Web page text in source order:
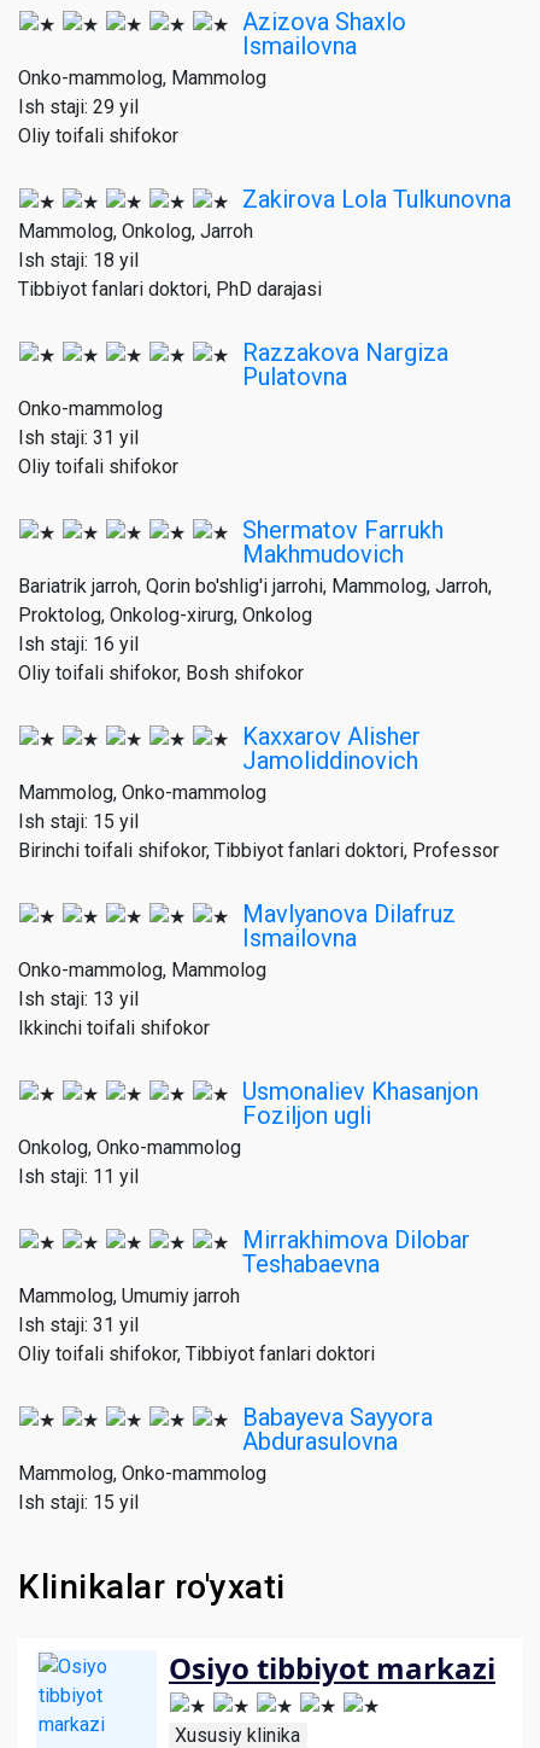
Azizova Shaxlo
Ismailovna
Onko-mammolog, Mammolog
Ish staji: 29 yil
Oliy toifali shifokor
Zakirova Lola Tulkunovna
Mammolog, Onkolog, Jarroh
Ish staji: 18 yil
Tibbiyot fanlari doktori, PhD darajasi
Razzakova Nargiza
Pulatovna
Onko-mammolog
Ish staji: 31 yil
Oliy toifali shifokor
Shermatov Farrukh
Makhmudovich
Bariatrik jarroh, Qorin bo'shlig'i jarrohi, Mammolog, Jarroh,
Proktolog, Onkolog-xirurg, Onkolog
Ish staji: 16 yil
Oliy toifali shifokor, Bosh shifokor
Kaxxarov Alisher
Jamoliddinovich
Mammolog, Onko-mammolog
Ish staji: 15 yil
Birinchi toifali shifokor, Tibbiyot fanlari doktori, Professor
Mavlyanova Dilafruz
Ismailovna
Onko-mammolog, Mammolog
Ish staji: 13 yil
Ikkinchi toifali shifokor
Usmonaliev Khasanjon
Foziljon ugli
Onkolog, Onko-mammolog
Ish staji: 11 yil
Mirrakhimova Dilobar
Teshabaevna
Mammolog, Umumiy jarroh
Ish staji: 31 yil
Oliy toifali shifokor, Tibbiyot fanlari doktori
Babayeva Sayyora
Abdurasulovna
Mammolog, Onko-mammolog
Ish staji: 15 yil
Klinikalar ro'yxati
Osiyo tibbiyot markazi
Xususiy klinika